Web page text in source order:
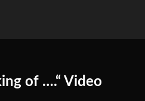
of ….“ Video